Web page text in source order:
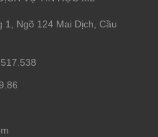
1, Ngõ 124 Mai Dịch, Cầu